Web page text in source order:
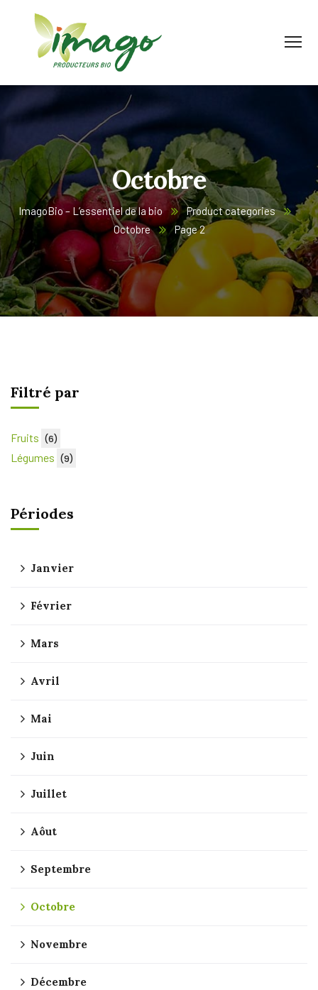
Octobre
ImagoBio – L’essentiel de la bio
Product categories
Octobre
Page 2
Filtré par
Fruits (6)
Légumes (9)
Périodes
Janvier
Février
Mars
Avril
Mai
Juin
Juillet
Aôut
Septembre
Octobre
Novembre
Décembre